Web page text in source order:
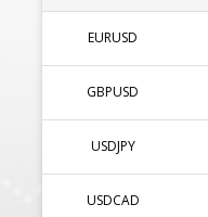
EURUSD
GBPUSD
USDJPY
USDCAD